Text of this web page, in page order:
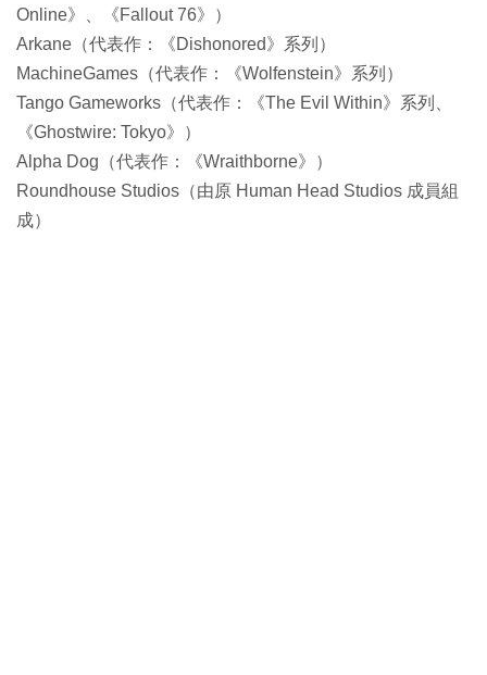
Online》、《Fallout 76》）
Arkane（代表作：《Dishonored》系列）
MachineGames（代表作：《Wolfenstein》系列）
Tango Gameworks（代表作：《The Evil Within》系列、
《Ghostwire: Tokyo》）
Alpha Dog（代表作：《Wraithborne》）
Roundhouse Studios（由原 Human Head Studios 成員組
成）